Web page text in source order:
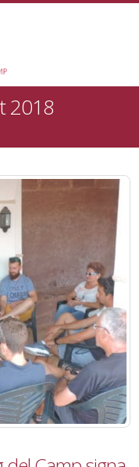
2018